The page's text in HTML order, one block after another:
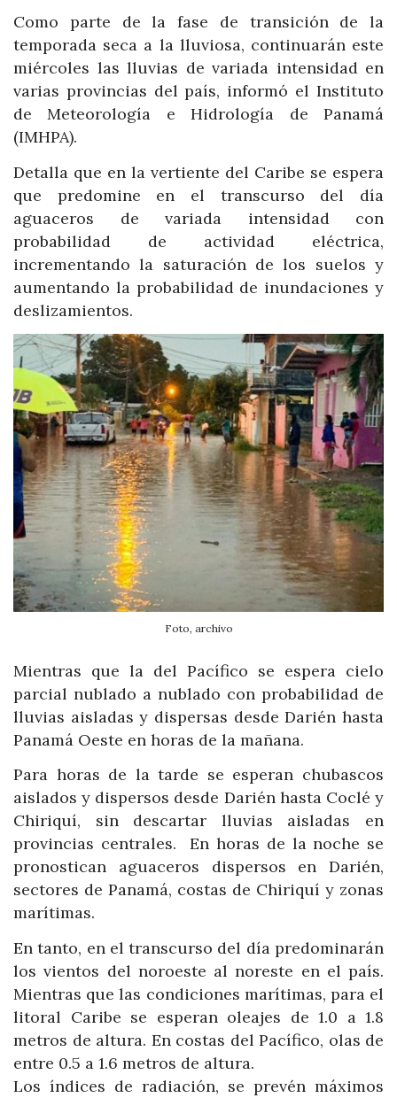
Como parte de la fase de transición de la
temporada seca a la lluviosa, continuarán este
miércoles las lluvias de variada intensidad en
varias provincias del país, informó el Instituto
de Meteorología e Hidrología de Panamá
(IMHPA).
Detalla que en la vertiente del Caribe se espera
que predomine en el transcurso del día
aguaceros de variada intensidad con
probabilidad de actividad eléctrica,
incrementando la saturación de los suelos y
aumentando la probabilidad de inundaciones y
deslizamientos.
Foto, archivo
Mientras que la del Pacífico se espera cielo
parcial nublado a nublado con probabilidad de
lluvias aisladas y dispersas desde Darién hasta
Panamá Oeste en horas de la mañana.
Para horas de la tarde se esperan chubascos
aislados y dispersos desde Darién hasta Coclé y
Chiriquí, sin descartar lluvias aisladas en
provincias centrales. En horas de la noche se
pronostican aguaceros dispersos en Darién,
sectores de Panamá, costas de Chiriquí y zonas
marítimas.
En tanto, en el transcurso del día predominarán
los vientos del noroeste al noreste en el país.
Mientras que las condiciones marítimas, para el
litoral Caribe se esperan oleajes de 1.0 a 1.8
metros de altura. En costas del Pacífico, olas de
entre 0.5 a 1.6 metros de altura.
Los índices de radiación, se prevén máximos